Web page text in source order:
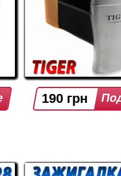
190 грн